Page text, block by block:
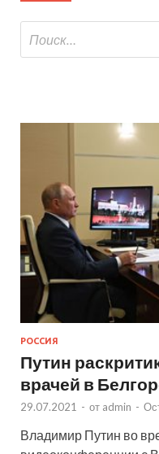
РОССИЯ
Путин
врачей в
29.07.2021 - от admin -
Владимир Путин во